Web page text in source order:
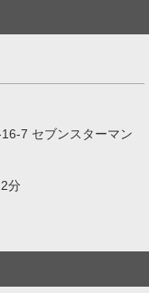
7 セブンスターマン
分